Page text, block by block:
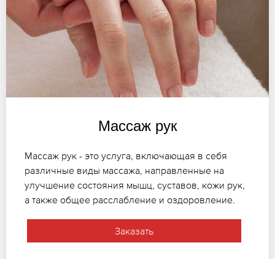
Массаж рук
Массаж рук - это услуга, включающая в себя
различные виды массажа, направленные на
улучшение состояния мышц, суставов, кожи рук,
а также общее расслабление и оздоровление.
Заказать